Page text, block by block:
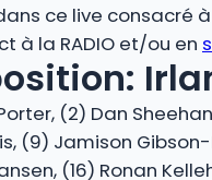
ce live consacré
à la RADIO et/ou en
(2) Dan
(9) Jamison Gibson-
(16) Ronan